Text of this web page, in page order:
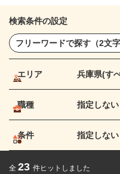
検索条件の設定
エリア 兵庫県(す
職種 指定しない
条件 指定しない
全 23 件ヒットしました